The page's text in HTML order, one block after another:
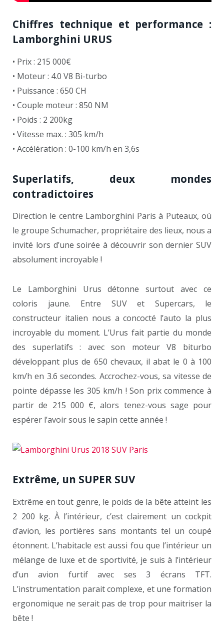
Chiffres technique et performance :
Lamborghini URUS
• Prix : 215 000€
• Moteur : 4.0 V8 Bi-turbo
• Puissance : 650 CH
• Couple moteur : 850 NM
• Poids : 2 200kg
• Vitesse max. : 305 km/h
• Accélération : 0-100 km/h en 3,6s
Superlatifs, deux mondes
contradictoires
Direction le centre Lamborghini Paris à Puteaux, où
le groupe Schumacher, propriétaire des lieux, nous a
invité lors d’une soirée à découvrir son dernier SUV
absolument incroyable !
Le Lamborghini Urus détonne surtout avec ce
coloris jaune. Entre SUV et Supercars, le
constructeur italien nous a concocté l’auto la plus
incroyable du moment. L’Urus fait partie du monde
des superlatifs : avec son moteur V8 biturbo
développant plus de 650 chevaux, il abat le 0 à 100
km/h en 3.6 secondes. Accrochez-vous, sa vitesse de
pointe dépasse les 305 km/h ! Son prix commence à
partir de 215 000 €, alors tenez-vous sage pour
espérer l’avoir sous le sapin cette année !
Extrême, un SUPER SUV
Extrême en tout genre, le poids de la bête atteint les
2 200 kg. À l’intérieur, c’est clairement un cockpit
d’avion, les portières sans montants tel un coupé
étonnent. L’habitacle est aussi fou que l’intérieur un
mélange de luxe et de sportivité, je suis à l’intérieur
d’un avion furtif avec ses 3 écrans TFT.
L’instrumentation parait complexe, et une formation
ergonomique ne serait pas de trop pour maitriser la
bête !